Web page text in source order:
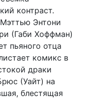
контраст.
Энтони
(Габи Хоффман)
пьяного отца
комикс в
драки
(Уайт) на
блестящая